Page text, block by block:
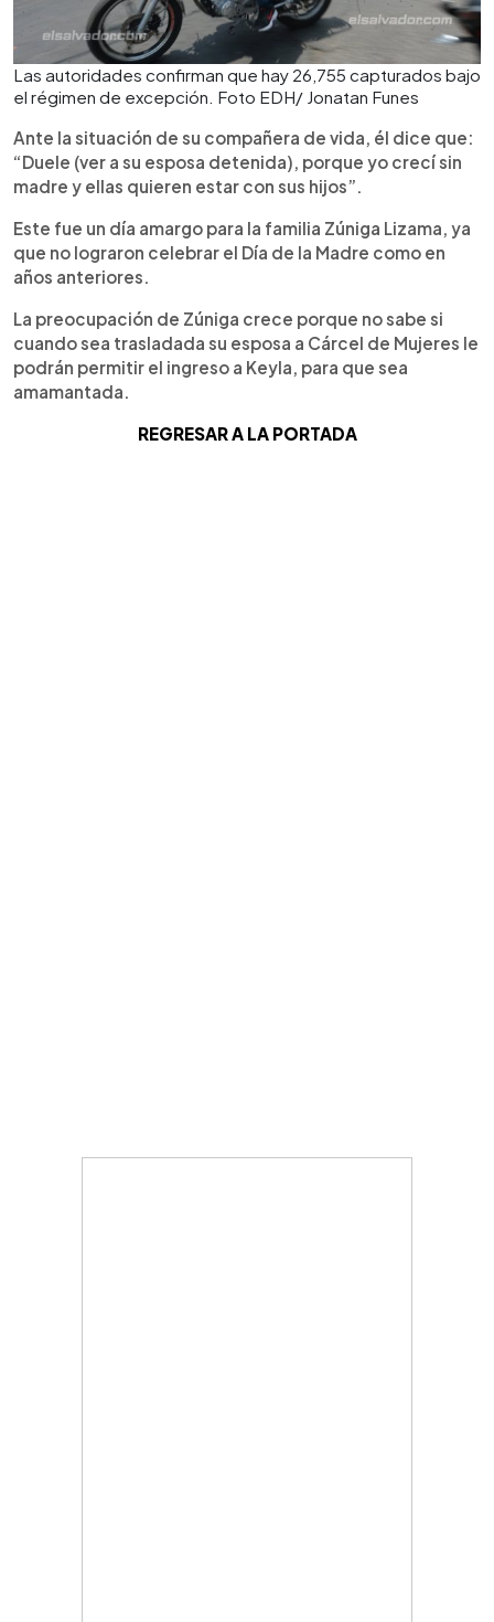
Las autoridades confirman que hay 26,755 capturados bajo
el régimen de excepción. Foto EDH/ Jonatan Funes
Ante la situación de su compañera de vida, él dice que:
“Duele (ver a su esposa detenida), porque yo crecí sin
madre y ellas quieren estar con sus hijos”.
Este fue un día amargo para la familia Zúniga Lizama, ya
que no lograron celebrar el Día de la Madre como en
años anteriores.
La preocupación de Zúniga crece porque no sabe si
cuando sea trasladada su esposa a Cárcel de Mujeres le
podrán permitir el ingreso a Keyla, para que sea
amamantada.
REGRESAR A LA PORTADA